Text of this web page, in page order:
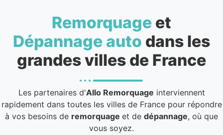
Remorquage et
Dépannage auto dans les
grandes villes de France
Les partenaires d'Allo Remorquage interviennent
rapidement dans toutes les villes de France pour répondre
à vos besoins de remorquage et de dépannage, où que
vous soyez.